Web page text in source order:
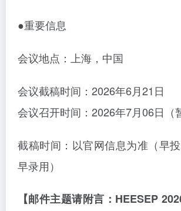
●重要信息
会议地点：上海，中国
会议截稿时间： 2026年6月21日
会议召开时间： 2026年7月06日（
截稿时间：以官网信息为准（早投
早录用）
【邮件主题请附言：HEESEP